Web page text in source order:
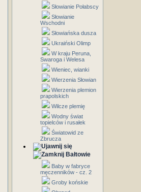
Słowianie Połabscy
Słowianie
Wschodni
Słowiańska dusza
Ukraiński Olimp
W kraju Peruna,
Swaroga i Welesa
Wieniec, wianki
Wierzenia Słowian
Wierzenia plemion
prapolskich
Wilcze plemię
Wodny świat
topielców i rusałek
Światowid ze
Zbrucza
Bałtowie
Baby w fabryce
męczenników - cz. 2
Groby końskie